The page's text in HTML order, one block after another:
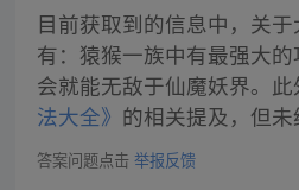
目前获取到的信息中，关
有：猿猴一族中有最强大的
会就能无敌于仙魔妖界。
法大全》 的相关提及，但未
答案问题点击 举报反馈